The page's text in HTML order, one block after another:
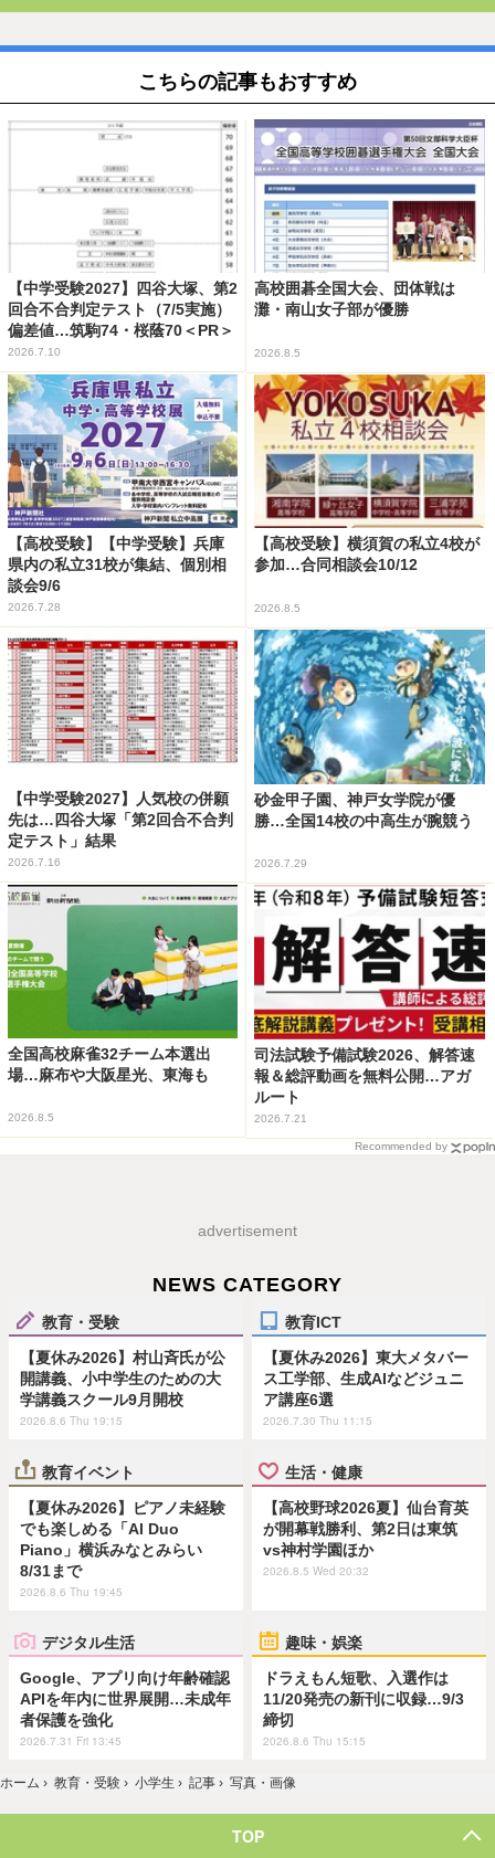
こちらの記事もおすすめ
【中学受験2027】四谷大塚、第2
回合不合判定テスト（7/5実施）
偏差値…筑駒74・桜蔭70＜PR＞
2026.7.10
高校囲碁全国大会、団体戦は
灘・南山女子部が優勝
2026.8.5
【高校受験】【中学受験】兵庫
県内の私立31校が集結、個別相
談会9/6
2026.7.28
【高校受験】横須賀の私立4校が
参加…合同相談会10/12
2026.8.5
【中学受験2027】人気校の併願
先は…四谷大塚「第2回合不合判
定テスト」結果
2026.7.16
砂金甲子園、神戸女学院が優
勝…全国14校の中高生が腕競う
2026.7.29
全国高校麻雀32チーム本選出
場…麻布や大阪星光、東海も
2026.8.5
司法試験予備試験2026、解答速
報＆総評動画を無料公開…アガ
ルート
2026.7.21
Recommended by
advertisement
NEWS CATEGORY
教育・受験
【夏休み2026】村山斉氏が公
開講義、小中学生のための大
学講義スクール9月開校
2026.8.6 Thu 19:15
教育ICT
【夏休み2026】東大メタバー
ス工学部、生成AIなどジュニ
ア講座6選
2026.7.30 Thu 11:15
教育イベント
【夏休み2026】ピアノ未経験
でも楽しめる「AI Duo
Piano」横浜みなとみらい
8/31まで
2026.8.6 Thu 19:45
生活・健康
【高校野球2026夏】仙台育英
が開幕戦勝利、第2日は東筑
vs神村学園ほか
2026.8.5 Wed 20:32
デジタル生活
Google、アプリ向け年齢確認
APIを年内に世界展開…未成年
者保護を強化
2026.7.31 Fri 13:45
趣味・娯楽
ドラえもん短歌、入選作は
11/20発売の新刊に収録…9/3
締切
2026.8.6 Thu 15:15
ホーム › 教育・受験 › 小学生 › 記事 › 写真・画像
TOP